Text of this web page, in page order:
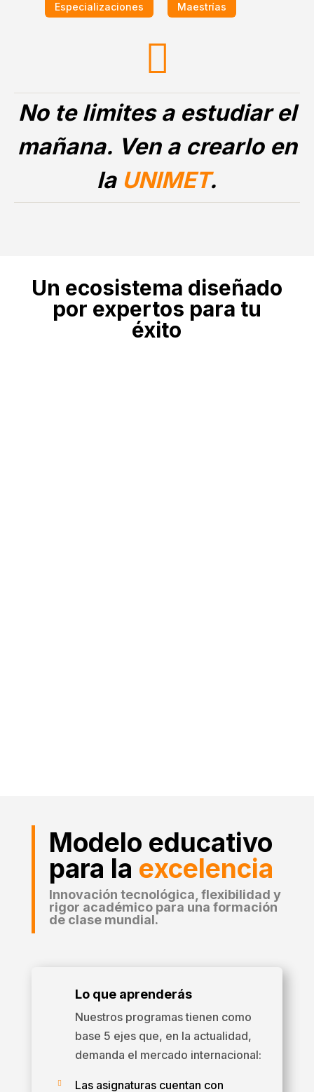
Especializaciones Maestrías

No te limites a estudiar el
mañana. Ven a crearlo en
la UNIMET.
Un ecosistema diseñado
por expertos para tu
éxito
Modelo educativo
para la excelencia
Innovación tecnológica, flexibilidad y
rigor académico para una formación
de clase mundial.
Lo que aprenderás
Nuestros programas tienen como
base 5 ejes que, en la actualidad,
demanda el mercado internacional:
 Las asignaturas cuentan con